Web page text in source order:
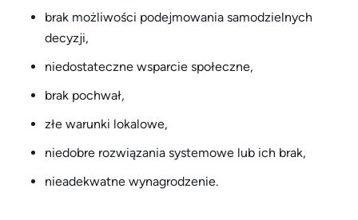
brak możliwości podejmowania samodzielnych
decyzji,
niedostateczne wsparcie społeczne,
brak pochwał,
złe warunki lokalowe,
niedobre rozwiązania systemowe lub ich brak,
nieadekwatne wynagrodzenie.